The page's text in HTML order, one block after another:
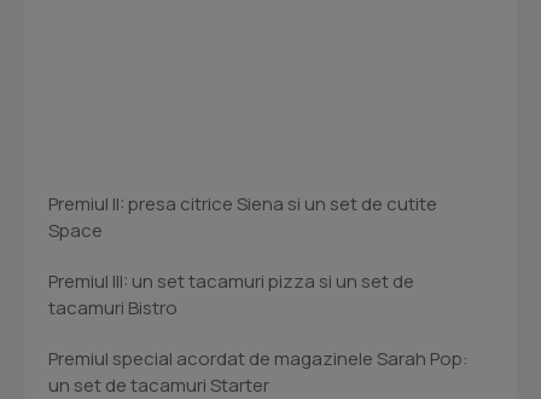
Premiul II: presa citrice Siena si un set de cutite
Space
Premiul III: un set tacamuri pizza si un set de
tacamuri Bistro
Premiul special acordat de magazinele Sarah Pop:
un set de tacamuri Starter